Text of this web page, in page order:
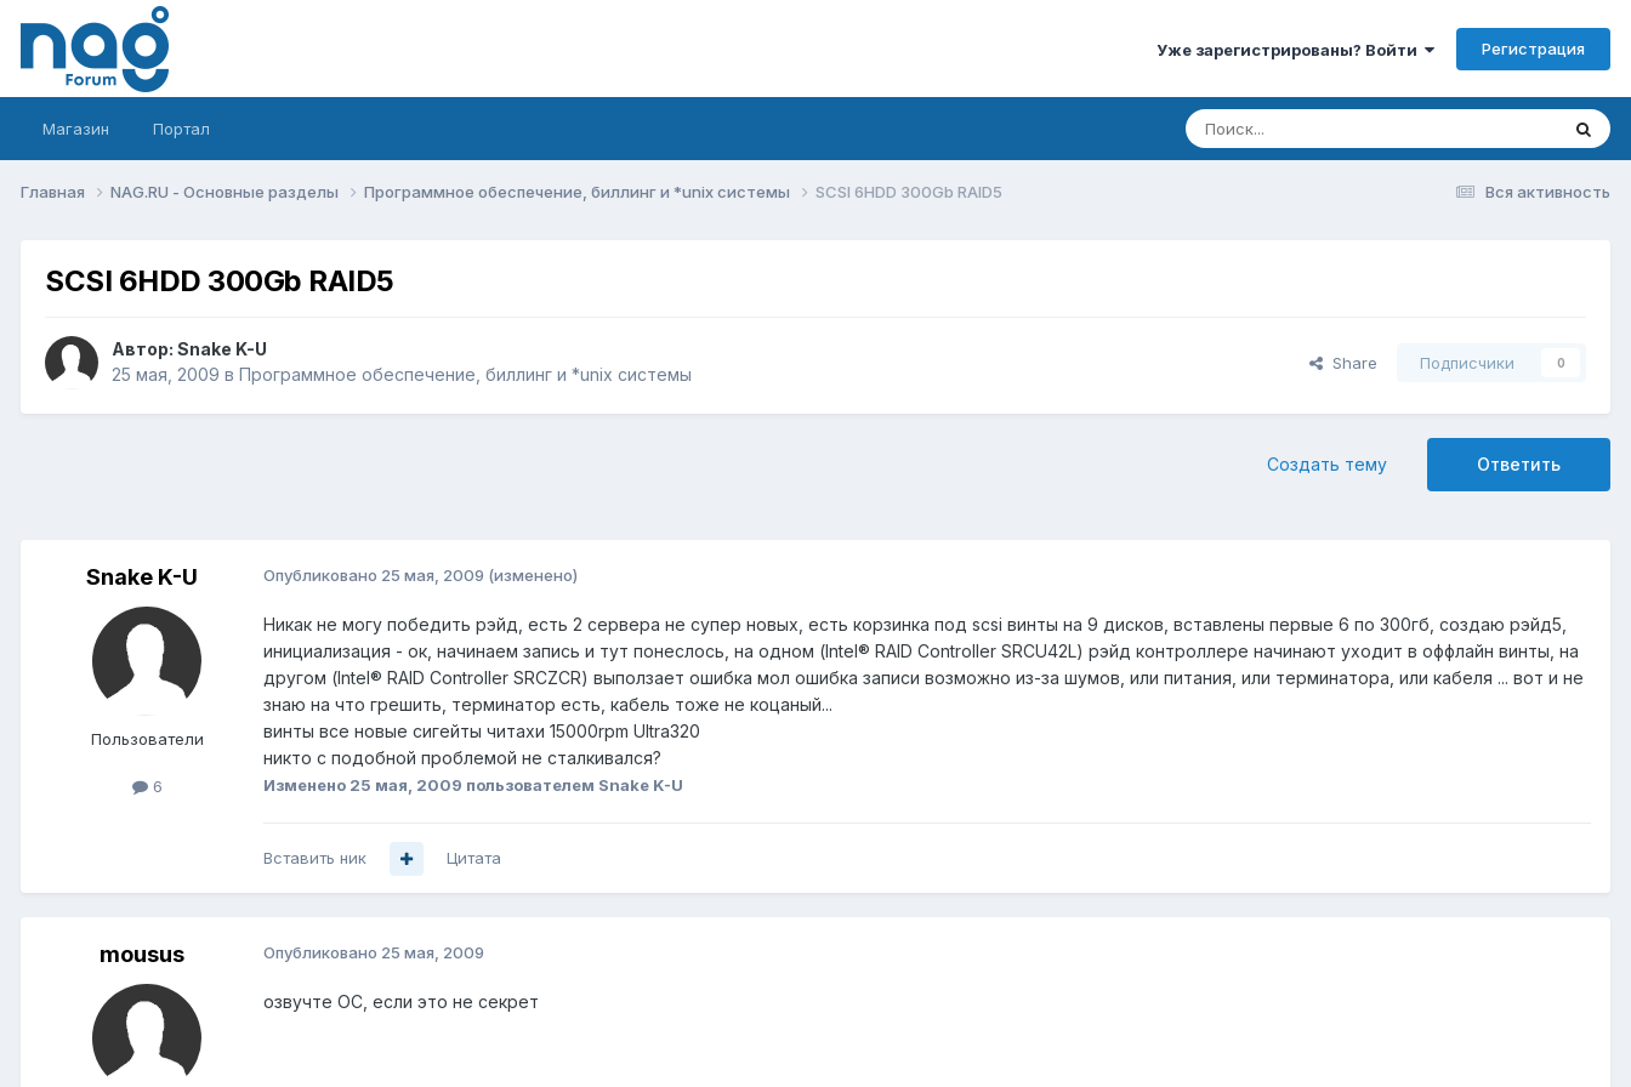
Уже зарегистрированы? Войти Регистрация
Магазин Портал
Вся активность
Главная NAG.RU - Основные разделы Программное обеспечение, биллинг и *unix системы SCSI 6HDD 300Gb RAID5
SCSI 6HDD 300Gb RAID5
Автор: Snake K-U
25 мая, 2009 в Программное обеспечение, биллинг и *unix системы
Share Подписчики 0
Ответить
Создать тему
Snake K-U
Пользователи
6
Опубликовано 25 мая, 2009 (изменено)
Никак не могу победить рэйд, есть 2 сервера не супер новых, есть корзинка под scsi винты на 9 дисков, вставлены первые 6 по 300гб, создаю рэйд5,
инициализация - ок, начинаем запись и тут понеслось, на одном (Intel® RAID Controller SRCU42L) рэйд контроллере начинают уходит в оффлайн винты, на
другом (Intel® RAID Controller SRCZCR) выползает ошибка мол ошибка записи возможно из-за шумов, или питания, или терминатора, или кабеля ... вот и не
знаю на что грешить, терминатор есть, кабель тоже не коцаный...
винты все новые сигейты читахи 15000rpm Ultra320
никто с подобной проблемой не сталкивался?
Изменено 25 мая, 2009 пользователем Snake K-U
Вставить ник Цитата
mousus Опубликовано 25 мая, 2009
озвучте ОС, если это не секрет